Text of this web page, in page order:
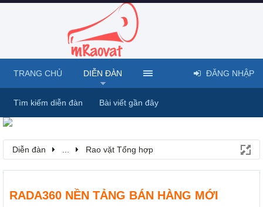
Diễn đàn Rao vặt Tổng hợp
RADA360 NỀN TẢNG BÁN HÀNG MỚI
TRANG CHỦ DIỄN ĐÀN
Tìm kiếm diễn đàn Bài viết gần đây
ĐĂNG NHẬP